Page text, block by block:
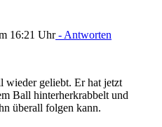
16:21 Uhr- Antworten
geliebt. Er hat jetzt
Ball hinterherkrabbelt und
überall folgen kann.